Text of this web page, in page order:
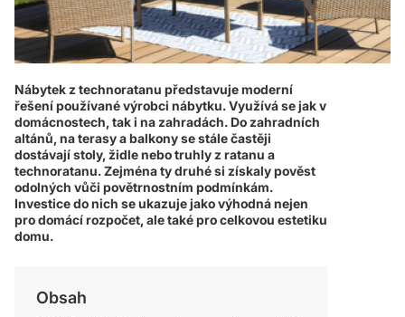
Nábytek z technoratanu představuje moderní
řešení používané výrobci nábytku. Využívá se jak v
domácnostech, tak i na zahradách. Do zahradních
altánů, na terasy a balkony se stále častěji
dostávají stoly, židle nebo truhly z ratanu a
technoratanu. Zejména ty druhé si získaly pověst
odolných vůči povětrnostním podmínkám.
Investice do nich se ukazuje jako výhodná nejen
pro domácí rozpočet, ale také pro celkovou estetiku
domu.
Obsah